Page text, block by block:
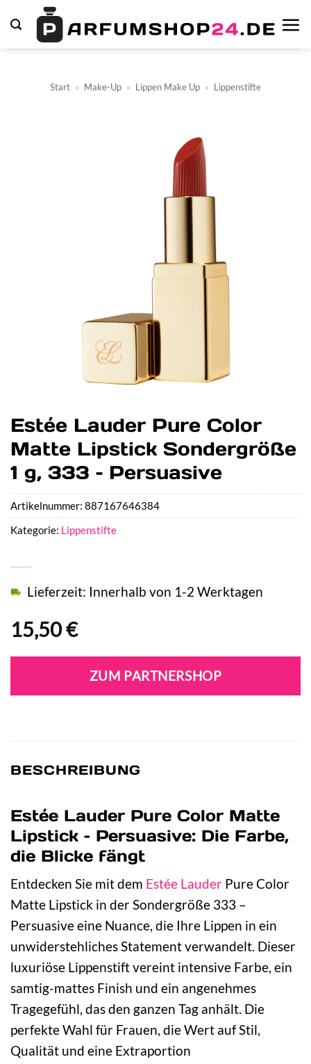
Inhalt
springen
Start » Make-Up » Lippen Make Up » Lippenstifte
Estée Lauder Pure Color
Matte Lipstick Sondergröße
1 g, 333 – Persuasive
15,50€
Lieferzeit: Innerhalb von 1-2 Werktagen
ZUM PARTNERSHOP
Artikelnummer: 887167646384
Kategorie: Lippenstifte
BESCHREIBUNG
Estée Lauder Pure Color Matte
Lipstick – Persuasive: Die Farbe,
die Blicke fängt
Entdecken Sie mit dem Estée Lauder Pure Color
Matte Lipstick in der Sondergröße 333 –
Persuasive eine Nuance, die Ihre Lippen in ein
unwiderstehliches Statement verwandelt. Dieser
luxuriöse Lippenstift vereint intensive Farbe, ein
samtig-mattes Finish und ein angenehmes
Tragegefühl, das den ganzen Tag anhält. Die
perfekte Wahl für Frauen, die Wert auf Stil,
Qualität und eine Extraportion